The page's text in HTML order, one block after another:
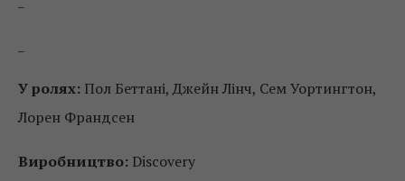
У ролях: Пол Беттані, Джейн Лінч, Сем Уортингтон,
Лорен Франдсен
Виробництво: Discovery